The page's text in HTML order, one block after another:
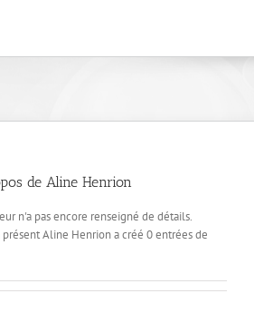
de Aline Henrion
n'a pas encore renseigné de détails.
présent Aline Henrion a créé 0 entrées de